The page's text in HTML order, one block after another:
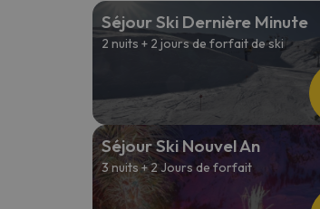
Il semble que notre chercheur
Séjour Ski Dernière Minute
2 nuits + 2 jours de forfait de ski
Séjour Ski Nouvel An
3 nuits + 2 Jours de forfait